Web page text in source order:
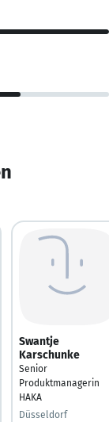
Swantje
Karschunke
Senior
Produktmanagerin
HAKA
Düsseldorf